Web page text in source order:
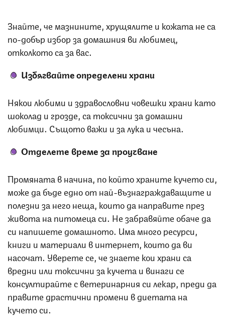
Знайте, че мазнините, хрущялите и кожата не са
по-добър избор за домашния ви любимец,
отколкото са за вас.
Избягвайте определени храни
Някои любими и здравословни човешки храни като
шоколад и грозде, са токсични за домашни
любимци. Същото важи и за лука и чесъна.
Отделете време за проучване
Промяната в начина, по който храните кучето си,
може да бъде едно от най-възнаграждаващите и
полезни за него неща, които да направите през
живота на питомеца си. Не забравяйте обаче да
си напишете домашното. Има много ресурси,
книги и материали в интернет, които да ви
насочат. Уверете се, че знаете кои храни са
вредни или токсични за кучета и винаги се
консултирайте с ветеринарния си лекар, преди да
правите драстични промени в диетата на
кучето си.